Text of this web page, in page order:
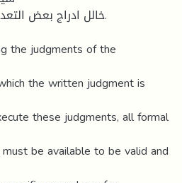
خالل ادراج بعض
the judgments of the
the written judgment is
these judgments, all formal
be available to be valid and